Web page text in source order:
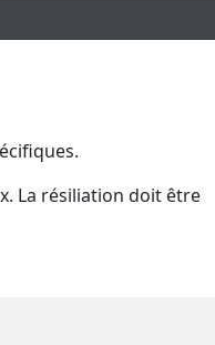
La résiliation doit être